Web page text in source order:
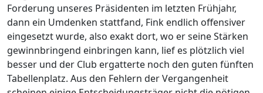
Forderung unseres Präsidenten im letzten Frühjahr,
dann ein Umdenken stattfand, Fink endlich offensiver
eingesetzt wurde, also exakt dort, wo er seine Stärken
gewinnbringend einbringen kann, lief es plötzlich viel
besser und der Club ergatterte noch den guten fünften
Tabellenplatz. Aus den Fehlern der Vergangenheit